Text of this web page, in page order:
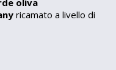
ricamato a livello di